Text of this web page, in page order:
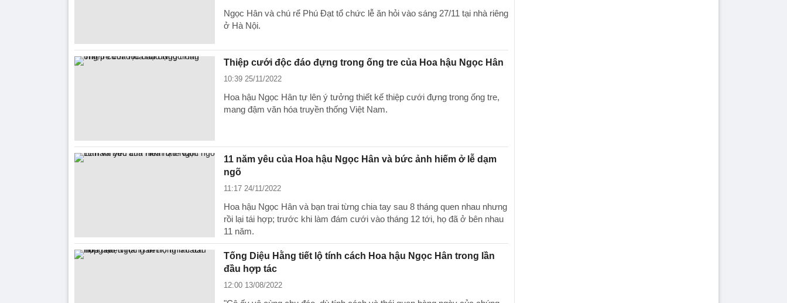
Ngọc Hân và chú rể Phú Đạt tổ chức lễ ăn hỏi vào sáng 27/11 tại nhà riêng
ở Hà Nội.
Thiệp cưới độc đáo đựng trong ống tre của Hoa hậu Ngọc Hân
10:39 25/11/2022
Hoa hậu Ngọc Hân tự lên ý tưởng thiết kế thiệp cưới đựng trong ống tre,
mang đậm văn hóa truyền thống Việt Nam.
11 năm yêu của Hoa hậu Ngọc Hân và bức ảnh hiếm ở lễ dạm
ngõ
11:17 24/11/2022
Hoa hậu Ngọc Hân và bạn trai từng chia tay sau 8 tháng quen nhau nhưng
rồi lại tái hợp; trước khi làm đám cưới vào tháng 12 tới, họ đã ở bên nhau
11 năm.
Tống Diệu Hằng tiết lộ tính cách Hoa hậu Ngọc Hân trong lần
đầu hợp tác
12:00 13/08/2022